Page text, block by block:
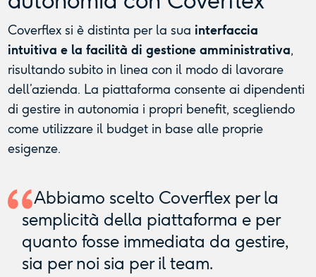
Coverflex si è distinta per la sua interfaccia
intuitiva e la facilità di gestione amministrativa,
risultando subito in linea con il modo di lavorare
dell’azienda. La piattaforma consente ai dipendenti
di gestire in autonomia i propri benefit, scegliendo
come utilizzare il budget in base alle proprie
esigenze.
Abbiamo scelto Coverflex per la
semplicità della piattaforma e per
quanto fosse immediata da gestire,
sia per noi sia per il team.